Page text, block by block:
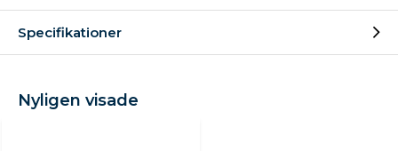
Specifikationer
Nyligen visade